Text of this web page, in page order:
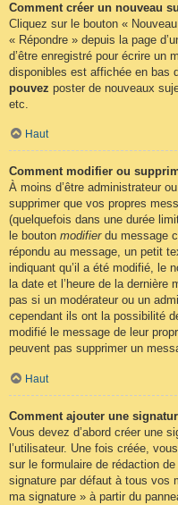
Comment créer un nouveau
Cliquez sur le bouton «
« Répondre » depuis la page
d’être enregistré pour écrire un
disponibles est affichée en bas
pouvez poster de nouveaux
etc.
Haut
Comment modifier ou
À moins d’être administrateur
supprimer que vos propres
(quelquefois dans une durée
le bouton modifierdu message
répondu au message, un petit
indiquant qu’il a été modifié, le
la date et l’heure de la dernière
pas si un modérateur ou un
cependant ils ont la possibilité
modifié le message de leur
peuvent pas supprimer un
Haut
Comment ajouter une
Vous devez d’abord créer une
l’utilisateur. Une fois créée,
sur le formulaire de rédaction
signature par défaut à tous vos
ma signature » à partir du